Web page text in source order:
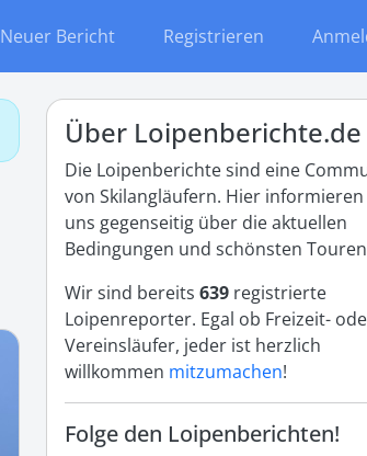
Neuer Bericht Registrieren
Über Loipenberichte.de
Die Loipenberichte sind eine
von Skilangläufern. Hier
uns gegenseitig über die aktuellen
Bedingungen und schönsten
Wir sind bereits 639 registrierte
Loipenreporter. Egal ob Freizeit-
Vereinsläufer, jeder ist herzlich
willkommen mitzumachen!
Folge den Loipenberichten!